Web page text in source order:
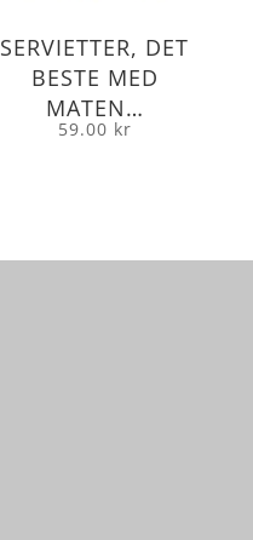
SERVIETTER, DET
BESTE MED
MATEN…
59.00 kr